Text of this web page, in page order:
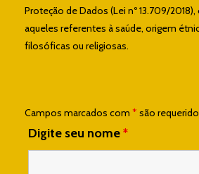
Proteção de Dados (Lei nº 13.709/
aqueles referentes à saúde, origem
filosóficas ou religiosas.
Campos marcados com * são
Digite seu nome*